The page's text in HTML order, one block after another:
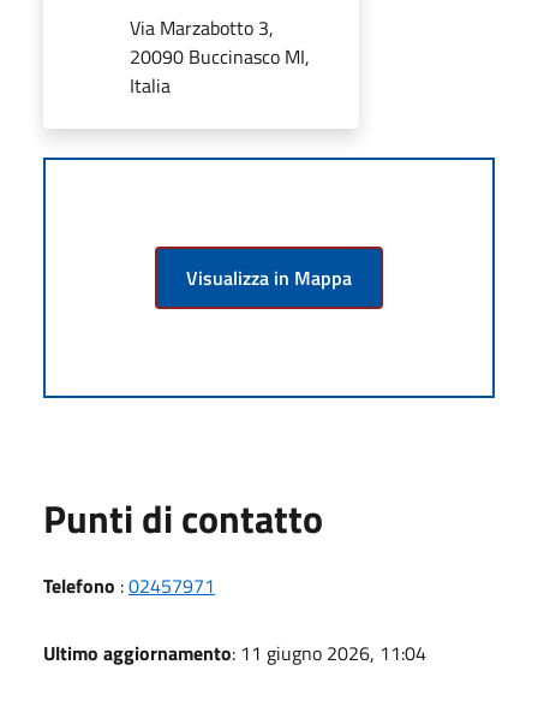
Via Marzabotto 3,
20090 Buccinasco MI,
Italia
Visualizza in Mappa
Punti di contatto
Telefono :02457971
Ultimo aggiornamento: 11 giugno 2026, 11:04